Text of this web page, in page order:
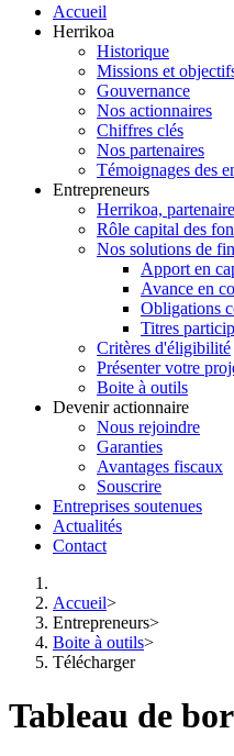
Accueil
Herrikoa
Historique
Missions et
Gouvernance
Nos actionnaires
Chiffres clés
Nos partenaires
Témoignages des
Entrepreneurs
Herrikoa,
Rôle capital des
Nos solutions de
Apport en
Avance en
Obligations
Titres
Critères d'éligibilité
Présenter votre
Boite à outils
Devenir actionnaire
Nous rejoindre
Garanties
Avantages fiscaux
Souscrire
Entreprises soutenues
Actualités
Contact
Accueil>
Entrepreneurs>
Boite à outils>
Télécharger
Tableau de